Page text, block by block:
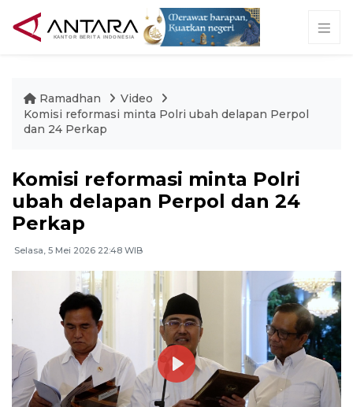
Ramadhan
Video
Komisi reformasi minta Polri ubah delapan Perpol
dan 24 Perkap
Komisi reformasi minta Polri
ubah delapan Perpol dan 24
Perkap
Selasa, 5 Mei 2026 22:48 WIB
Play